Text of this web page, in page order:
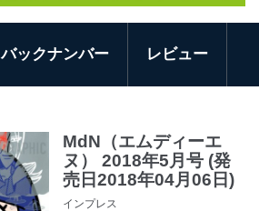
バックナンバー レビュー
MdN（エムディーエ
ヌ） 2018年5月号 (発
売日2018年04月06日)
インプレス